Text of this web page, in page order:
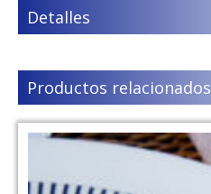
Detalles
Productos relacionados